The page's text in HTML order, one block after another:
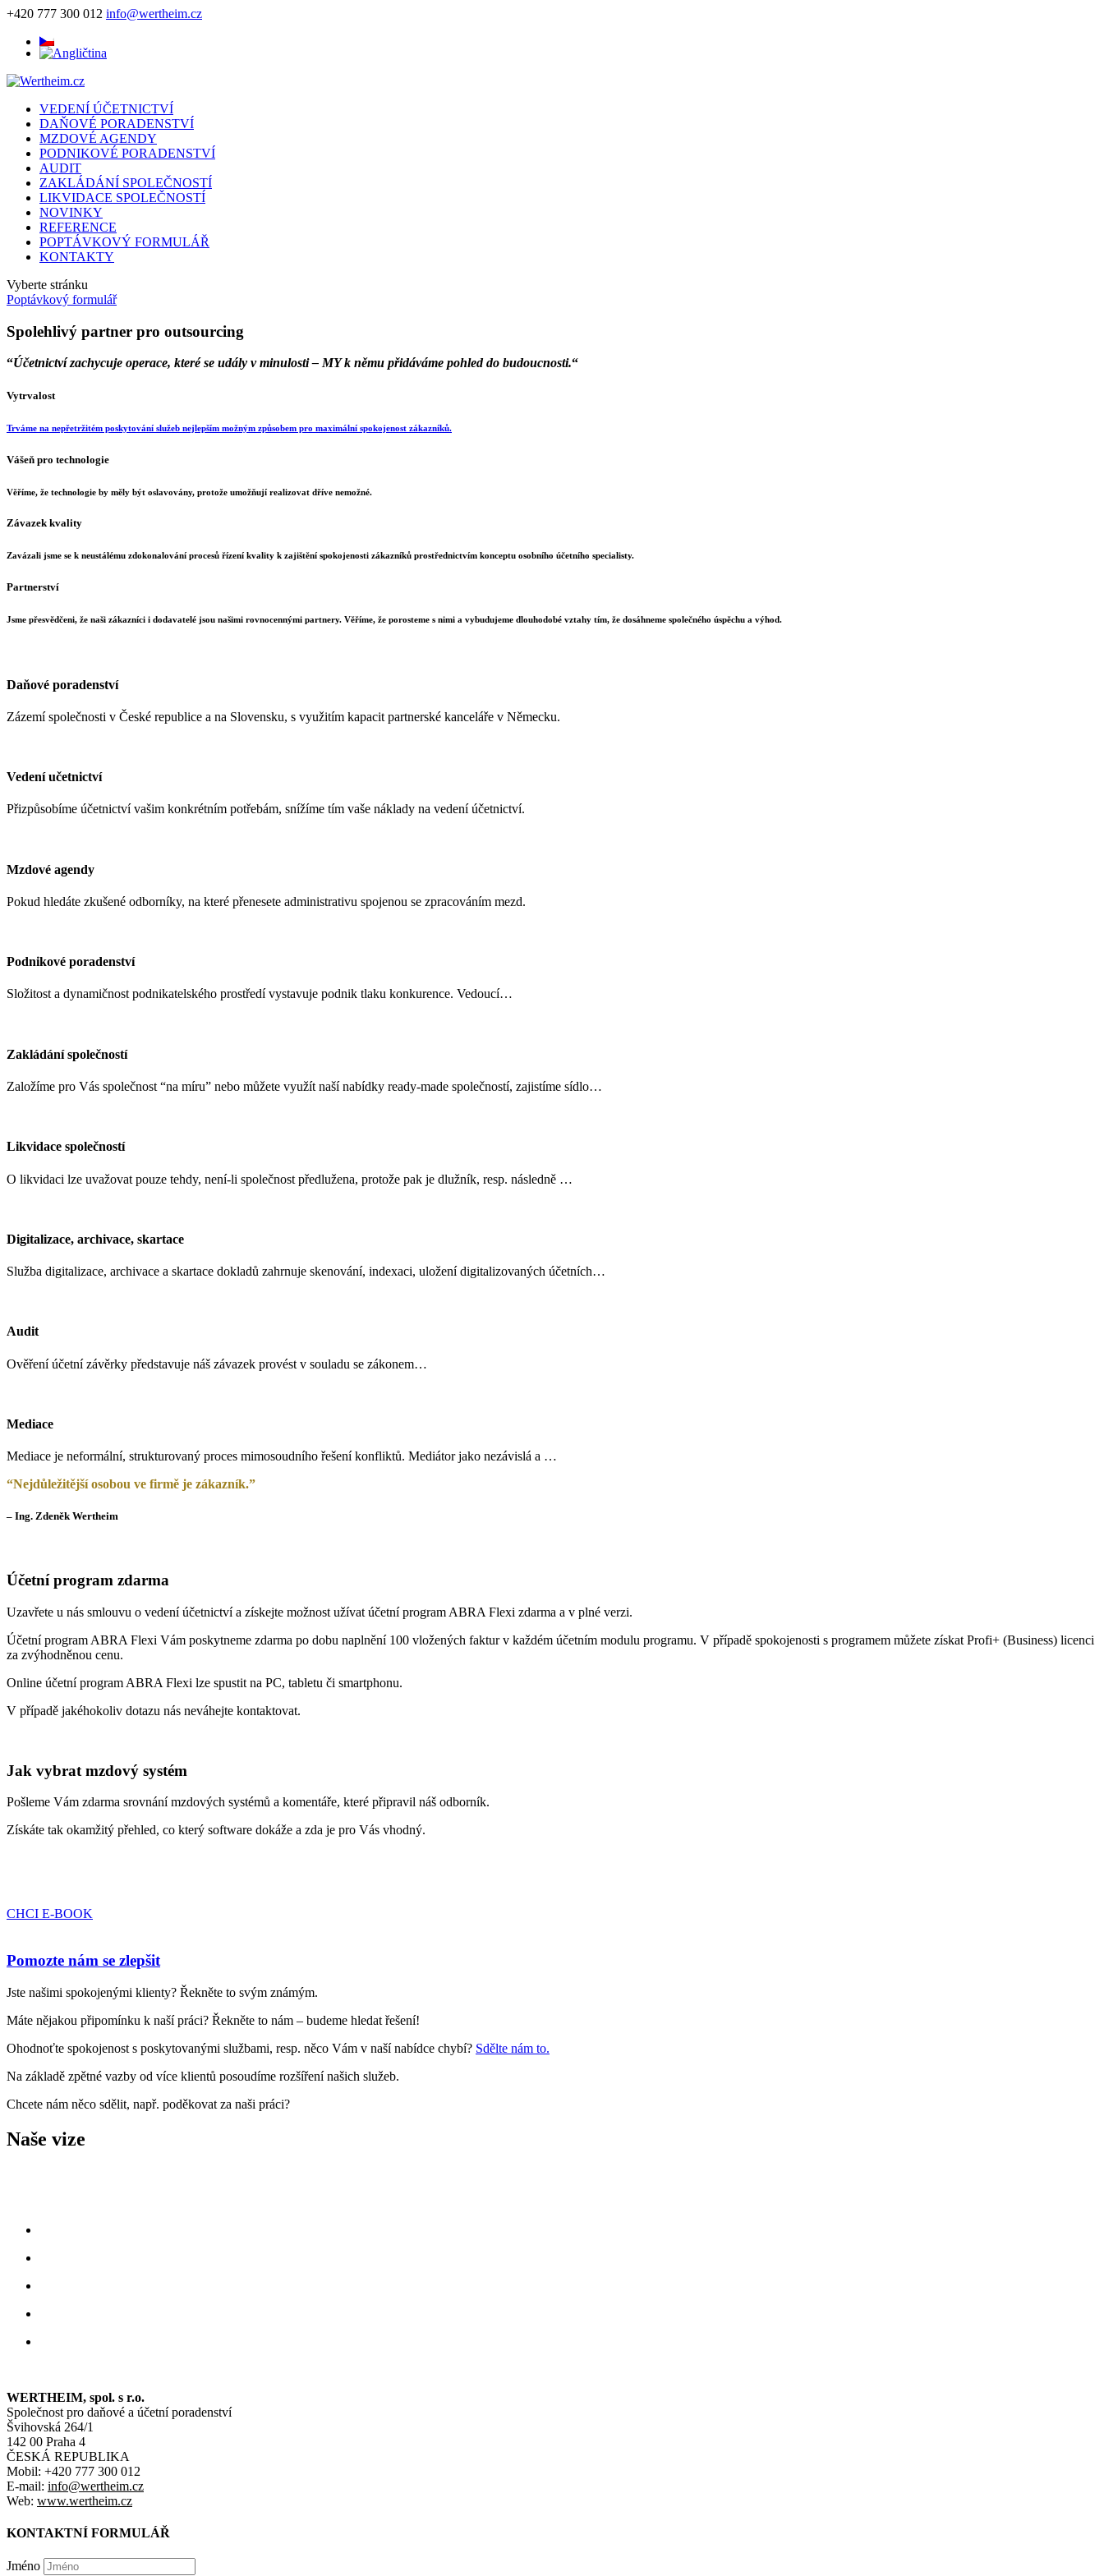
+420 777 300 012 info@wertheim.cz
VEDENÍ ÚČETNICTVÍ
DAŇOVÉ PORADENSTVÍ
MZDOVÉ AGENDY
PODNIKOVÉ PORADENSTVÍ
AUDIT
ZAKLÁDÁNÍ SPOLEČNOSTÍ
LIKVIDACE SPOLEČNOSTÍ
NOVINKY
REFERENCE
POPTÁVKOVÝ FORMULÁŘ
KONTAKTY
Vyberte stránku
Poptávkový formulář
Spolehlivý partner pro outsourcing
“Účetnictví zachycuje operace, které se udály v minulosti – MY k němu přidáváme pohled do budoucnosti.“
Vytrvalost
Trváme na nepřetržitém poskytování služeb nejlepším možným způsobem pro maximální spokojenost zákazníků.
Vášeň pro technologie
Věříme, že technologie by měly být oslavovány, protože umožňují realizovat dříve nemožné.
Závazek kvality
Zavázali jsme se k neustálému zdokonalování procesů řízení kvality k zajištění spokojenosti zákazníků prostřednictvím konceptu osobního účetního specialisty.
Partnerství
Jsme přesvědčeni, že naši zákazníci i dodavatelé jsou našimi rovnocennými partnery. Věříme, že porosteme s nimi a vybudujeme dlouhodobé vztahy tím, že dosáhneme společného úspěchu a výhod.
Daňové poradenství
Zázemí společnosti v České republice a na Slovensku, s využitím kapacit partnerské kanceláře v Německu.
Vedení učetnictví
Přizpůsobíme účetnictví vašim konkrétním potřebám, snížíme tím vaše náklady na vedení účetnictví.
Mzdové agendy
Pokud hledáte zkušené odborníky, na které přenesete administrativu spojenou se zpracováním mezd.
Podnikové poradenství
Složitost a dynamičnost podnikatelského prostředí vystavuje podnik tlaku konkurence. Vedoucí…
Zakládání společností
Založíme pro Vás společnost “na míru” nebo můžete využít naší nabídky ready-made společností, zajistíme sídlo…
Likvidace společností
O likvidaci lze uvažovat pouze tehdy, není-li společnost předlužena, protože pak je dlužník, resp. následně …
Digitalizace, archivace, skartace
Služba digitalizace, archivace a skartace dokladů zahrnuje skenování, indexaci, uložení digitalizovaných účetních…
Audit
Ověření účetní závěrky představuje náš závazek provést v souladu se zákonem…
Mediace
Mediace je neformální, strukturovaný proces mimosoudního řešení konfliktů. Mediátor jako nezávislá a …
“Nejdůležitější osobou ve firmě je zákazník.”
– Ing. Zdeněk Wertheim
Účetní program zdarma
Uzavřete u nás smlouvu o vedení účetnictví a získejte možnost užívat účetní program ABRA Flexi zdarma a v plné verzi.
Účetní program ABRA Flexi Vám poskytneme zdarma po dobu naplnění 100 vložených faktur v každém účetním modulu programu. V případě spokojenosti s programem můžete získat Profi+ (Business) licenci
za zvýhodněnou cenu.
Online účetní program ABRA Flexi lze spustit na PC, tabletu či smartphonu.
V případě jakéhokoliv dotazu nás neváhejte kontaktovat.
Jak vybrat mzdový systém
Pošleme Vám zdarma srovnání mzdových systémů a komentáře, které připravil náš odborník.
Získáte tak okamžitý přehled, co který software dokáže a zda je pro Vás vhodný.
CHCI E-BOOK
Pomozte nám se zlepšit
Jste našimi spokojenými klienty? Řekněte to svým známým.
Máte nějakou připomínku k naší práci? Řekněte to nám – budeme hledat řešení!
Ohodnoťte spokojenost s poskytovanými službami, resp. něco Vám v naší nabídce chybí? Sdělte nám to.
Na základě zpětné vazby od více klientů posoudíme rozšíření našich služeb.
Chcete nám něco sdělit, např. poděkovat za naši práci?
Naše vize
WERTHEIM, spol. s r.o.
Společnost pro daňové a účetní poradenství
Švihovská 264/1
142 00 Praha 4
ČESKÁ REPUBLIKA
Mobil: +420 777 300 012
E-mail: info@wertheim.cz
Web: www.wertheim.cz
KONTAKTNÍ FORMULÁŘ
Jméno